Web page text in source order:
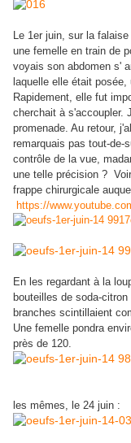
Le 1er juin, sur la
une femelle en train de
voyais son abdomen s'
laquelle elle était
Rapidement, elle fut
cherchait à s'accoupler.
promenade. Au retour,
remarquais pas tout-de-
contrôle de la vue,
une telle précision ?
frappe chirurgicale
https://
En les regardant à la
bouteilles de soda-
branches scintillaient
Une femelle pondra
près de 120.
les mêmes, le 24 juin :